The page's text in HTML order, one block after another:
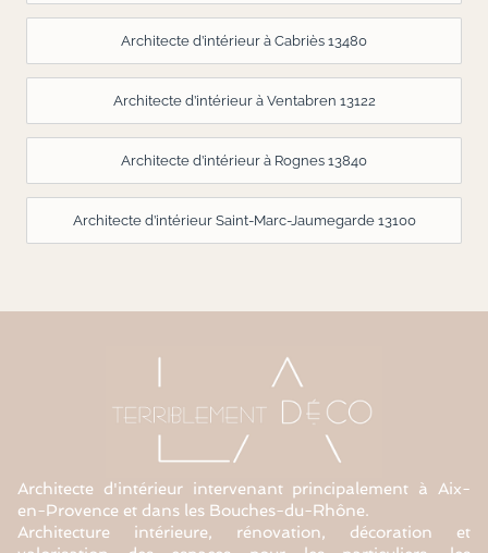
Architecte d’intérieur à Cabriès 13480
Architecte d’intérieur à Ventabren 13122
Architecte d’intérieur à Rognes 13840
Architecte d’intérieur Saint-Marc-Jaumegarde 13100
Architecte d'intérieur intervenant principalement à Aix-
en-Provence et dans les Bouches-du-Rhône.
Architecture intérieure, rénovation, décoration et